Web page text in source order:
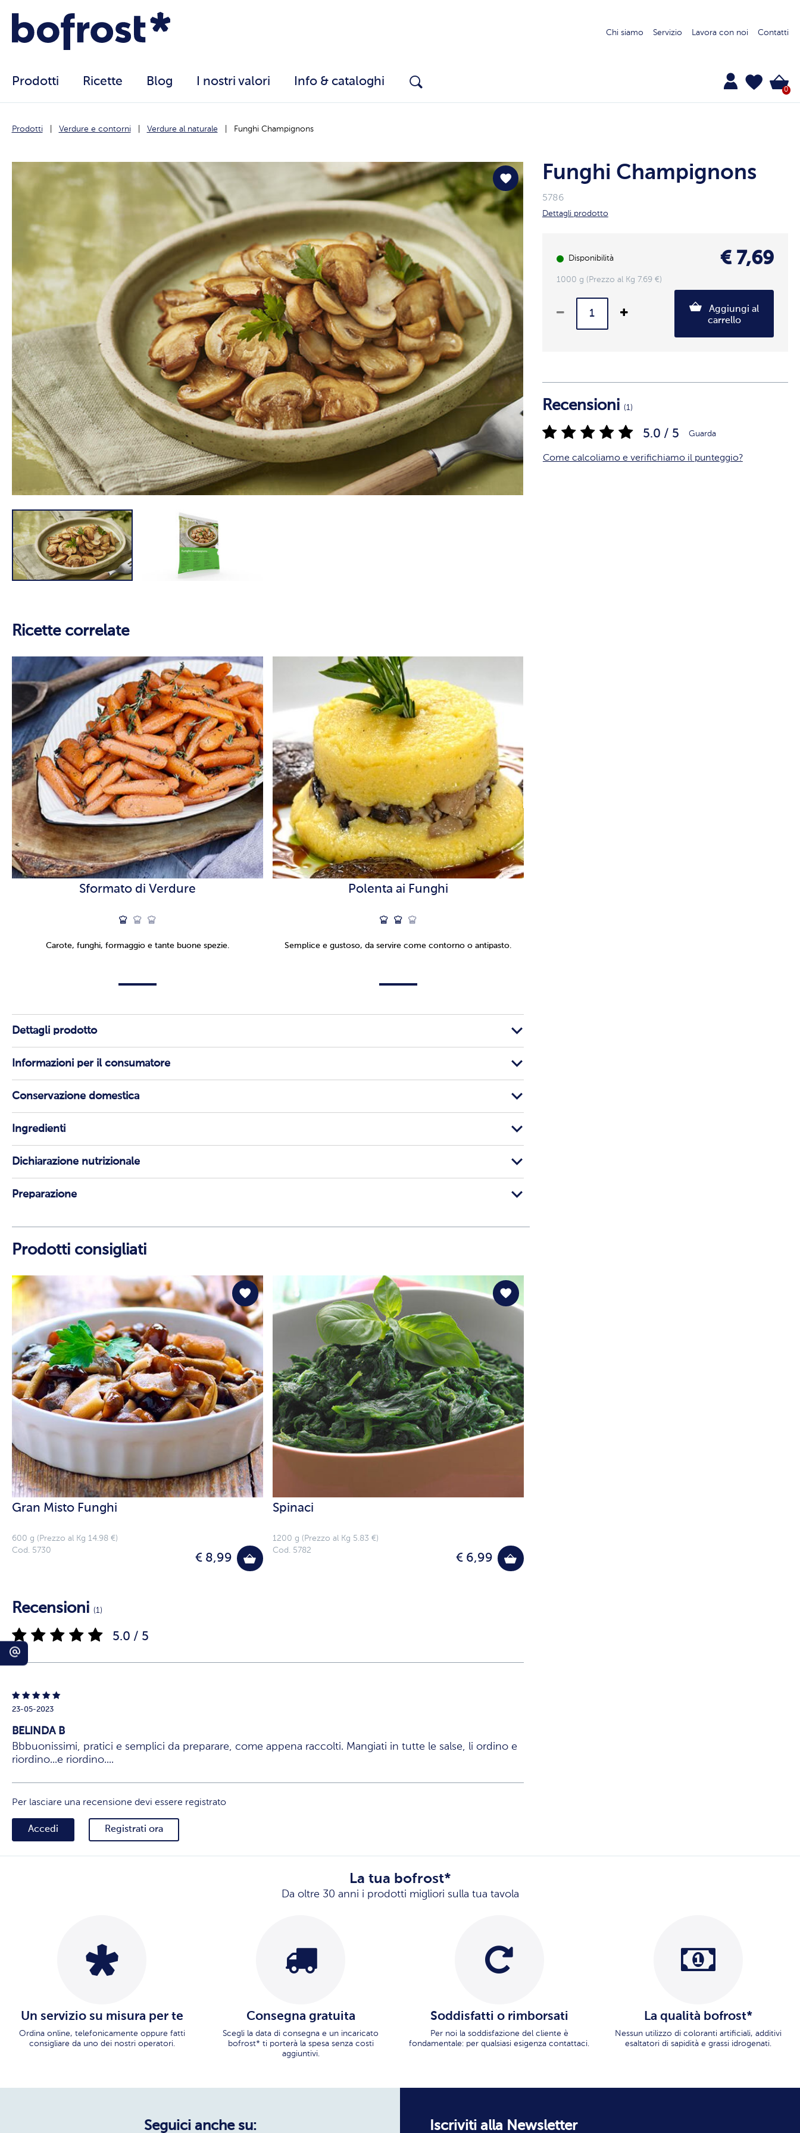
Chi siamo Servizio Lavora con noi Contatti
Prodotti Ricette Blog I nostri valori Info & cataloghi
0
Prodotti Verdure e contorni Verdure al naturale Funghi Champignons
Funghi Champignons
5786
Dettagli prodotto
Disponibilità € 7,69
1000 g (Prezzo al Kg 7.69 €)
Aggiungi al
carrello
Recensioni (1)
5.0 / 5 Guarda
Come calcoliamo e verifichiamo il punteggio?
Ricette correlate
Sformato di Verdure
Carote, funghi, formaggio e tante buone spezie.
Polenta ai Funghi
Semplice e gustoso, da servire come contorno o antipasto.
Dettagli prodotto
Informazioni per il consumatore
Conservazione domestica
Ingredienti
Dichiarazione nutrizionale
Preparazione
Prodotti consigliati
Gran Misto Funghi
600 g (Prezzo al Kg 14.98 €)
€ 8,99
Cod. 5730
Spinaci
1200 g (Prezzo al Kg 5.83 €)
€ 6,99
Cod. 5782
Recensioni (1)
5.0 / 5
23-05-2023
BELINDA B
Bbbuonissimi, pratici e semplici da preparare, come appena raccolti. Mangiati in tutte le salse, li ordino e
riordino...e riordino....
Per lasciare una recensione devi essere registrato
Accedi Registrati ora
La tua bofrost*
Da oltre 30 anni i prodotti migliori sulla tua tavola
Un servizio su misura per te
Ordina online, telefonicamente oppure fatti
consigliare da uno dei nostri operatori.
Consegna gratuita
Scegli la data di consegna e un incaricato
bofrost* ti porterà la spesa senza costi
aggiuntivi.
Soddisfatti o rimborsati
Per noi la soddisfazione del cliente è
fondamentale: per qualsiasi esigenza contattaci.
La qualità bofrost*
Nessun utilizzo di coloranti artificiali, additivi
esaltatori di sapidità e grassi idrogenati.
Seguici anche su: Iscriviti alla Newsletter